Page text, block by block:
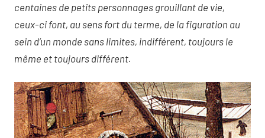
centaines de petits personnages grouillant de vie,
ceux-ci font, au sens fort du terme, de la figuration au
sein d’un monde sans limites, indifférent, toujours le
même et toujours différent.